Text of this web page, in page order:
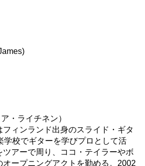
・ライチネン）
ィンランド出身のスライド・ギタ
学校でギターを学びプロとして活
アーで周り、ココ・テイラーやボ
オープニングアクトを勤める。2002